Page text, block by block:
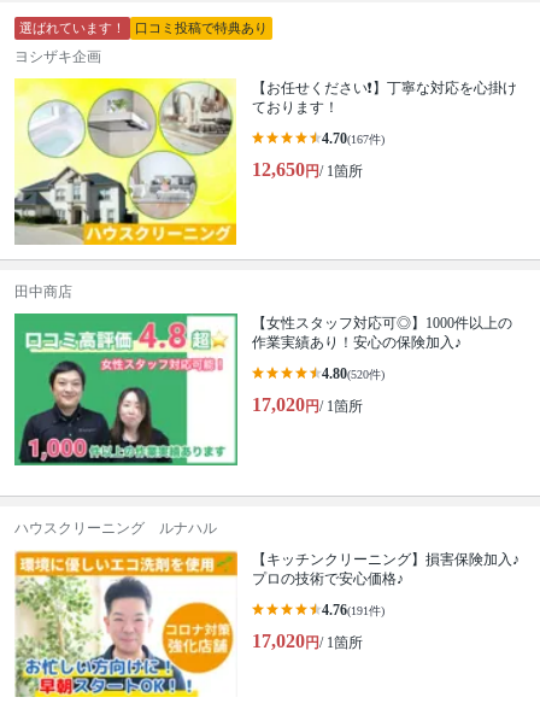
選ばれています！ 口コミ投稿で特典あり
ヨシザキ企画
【お任せください❗️】丁寧な対応を心掛け
ております！
4.70(167件)
12,650円/ 1箇所
田中商店
【女性スタッフ対応可◎】1000件以上の
作業実績あり！安心の保険加入♪
4.80(520件)
17,020円/ 1箇所
ハウスクリーニング ルナハル
【キッチンクリーニング】損害保険加入♪
プロの技術で安心価格♪
4.76(191件)
17,020円/ 1箇所